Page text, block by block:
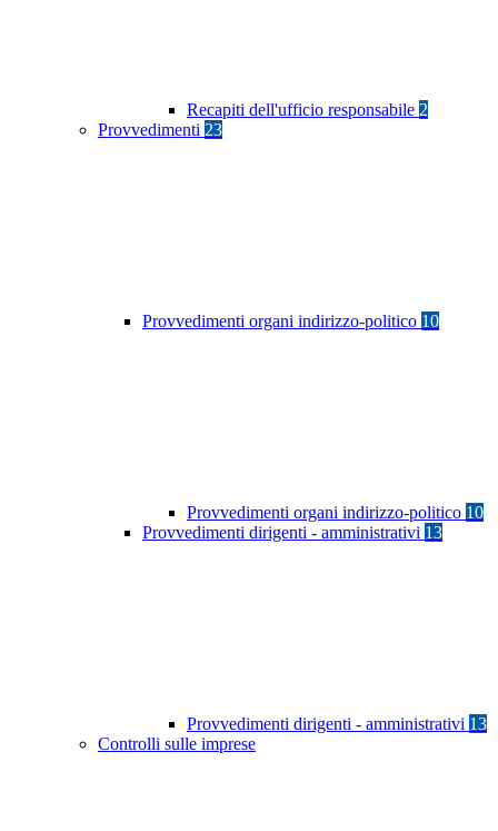
Recapiti dell'ufficio responsabile 2
Provvedimenti 23
Provvedimenti organi indirizzo-politico 10
Provvedimenti organi indirizzo-politico 10
Provvedimenti dirigenti - amministrativi 13
Provvedimenti dirigenti - amministrativi 13
Controlli sulle imprese